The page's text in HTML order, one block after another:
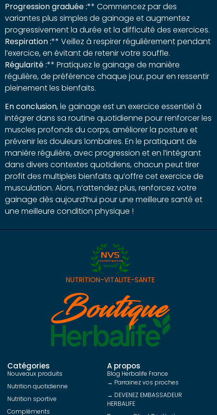
Progression graduée :** Commencez par des
variantes plus simples de gainage et augmentez
progressivement la durée et la difficulté des exercices.
Respiration :** Veillez à respirer régulièrement pendant
l’exercice, en évitant de retenir votre souffle.
Régularité :** Pratiquez le gainage de manière
régulière, de préférence chaque jour, pour en ressentir
pleinement les bienfaits.
En conclusion, le gainage est un exercice essentiel à
intégrer dans sa routine quotidienne pour renforcer les
muscles profonds du corps, améliorer la posture et
prévenir les douleurs lombaires. En le pratiquant de
manière régulière, avec progression et en l’intégrant
dans divers contextes quotidiens, chacun peut tirer
profit des multiples bienfaits qu’offre cet exercice de
musculation. Alors, n’attendez plus, renforcez votre
gainage dès aujourd’hui pour une meilleure santé et
une meilleure condition physique !
NUTRITION-VITALITE-SANTE
Catégories
Nouveaux produits
Nutrition quotidienne
Nutrition sportive
Compléments
A propos
Blog Herbalife France
→ Parrainez vos proches
→ DEVENEZ EMBASSADEUR
HERBALIFE